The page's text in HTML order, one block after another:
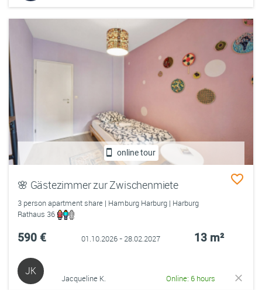
online tour
🌸 Gästezimmer zur Zwischenmiete
3 person apartment share | Hamburg Harburg | Harburg
Rathaus 36
590 € 01.10.2026 - 28.02.2027 13 m²
JK
Jacqueline K. Online: 6 hours